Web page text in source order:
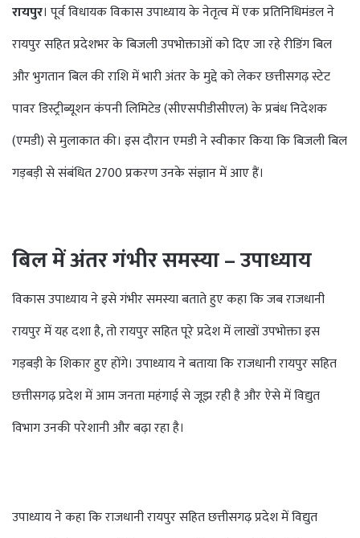
रायपुर। पूर्व विधायक विकास उपाध्याय के नेतृत्व में एक प्रतिनिधिमंडल ने
रायपुर सहित प्रदेशभर के बिजली उपभोक्ताओं को दिए जा रहे रीडिंग बिल
और भुगतान बिल की राशि में भारी अंतर के मुद्दे को लेकर छत्तीसगढ़ स्टेट
पावर डिस्ट्रीब्यूशन कंपनी लिमिटेड (सीएसपीडीसीएल) के प्रबंध निदेशक
(एमडी) से मुलाकात की। इस दौरान एमडी ने स्वीकार किया कि बिजली बिल
गड़बड़ी से संबंधित 2700 प्रकरण उनके संज्ञान में आए हैं।
बिल में अंतर गंभीर समस्या – उपाध्याय
विकास उपाध्याय ने इसे गंभीर समस्या बताते हुए कहा कि जब राजधानी
रायपुर में यह दशा है, तो रायपुर सहित पूरे प्रदेश में लाखों उपभोक्ता इस
गड़बड़ी के शिकार हुए होंगे। उपाध्याय ने बताया कि राजधानी रायपुर सहित
छत्तीसगढ़ प्रदेश में आम जनता महंगाई से जूझ रही है और ऐसे में विद्युत
विभाग उनकी परेशानी और बढ़ा रहा है।
उपाध्याय ने कहा कि राजधानी रायपुर सहित छत्तीसगढ़ प्रदेश में विद्युत